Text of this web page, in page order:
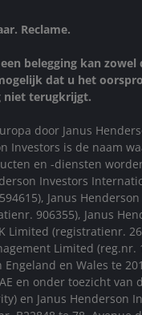
Reclame.
belegging kan zowel
dat u het
niet terugkrijgt.
door Janus
Investors is de naam
en -diensten
Investors
Janus
906355), Janus
Limited (registratienr.
Limited (reg.nr.
en Wales te
en onder toezicht van
en Janus Henderson